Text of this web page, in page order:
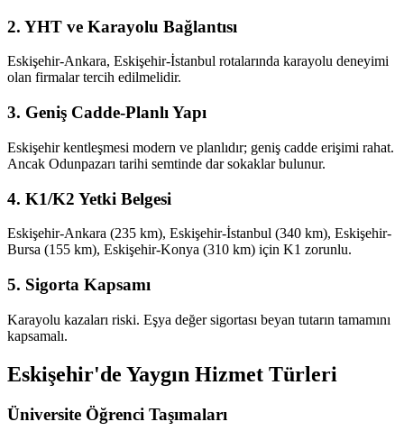
2. YHT ve Karayolu Bağlantısı
Eskişehir-Ankara, Eskişehir-İstanbul rotalarında karayolu deneyimi
olan firmalar tercih edilmelidir.
3. Geniş Cadde-Planlı Yapı
Eskişehir kentleşmesi modern ve planlıdır; geniş cadde erişimi rahat.
Ancak Odunpazarı tarihi semtinde dar sokaklar bulunur.
4. K1/K2 Yetki Belgesi
Eskişehir-Ankara (235 km), Eskişehir-İstanbul (340 km), Eskişehir-
Bursa (155 km), Eskişehir-Konya (310 km) için K1 zorunlu.
5. Sigorta Kapsamı
Karayolu kazaları riski. Eşya değer sigortası beyan tutarın tamamını
kapsamalı.
Eskişehir'de Yaygın Hizmet Türleri
Üniversite Öğrenci Taşımaları